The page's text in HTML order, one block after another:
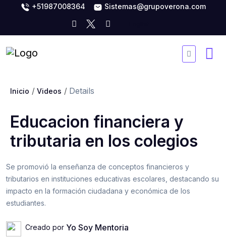
+51987008364 Sistemas@grupoverona.com
Inicio Videos Details
Educacion financiera y
tributaria en los colegios
Se promovió la enseñanza de conceptos financieros y
tributarios en instituciones educativas escolares, destacando su
impacto en la formación ciudadana y económica de los
estudiantes.
Creado por Yo Soy Mentoria